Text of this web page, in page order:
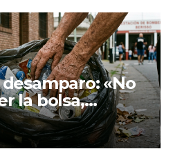
«No
la bolsa,